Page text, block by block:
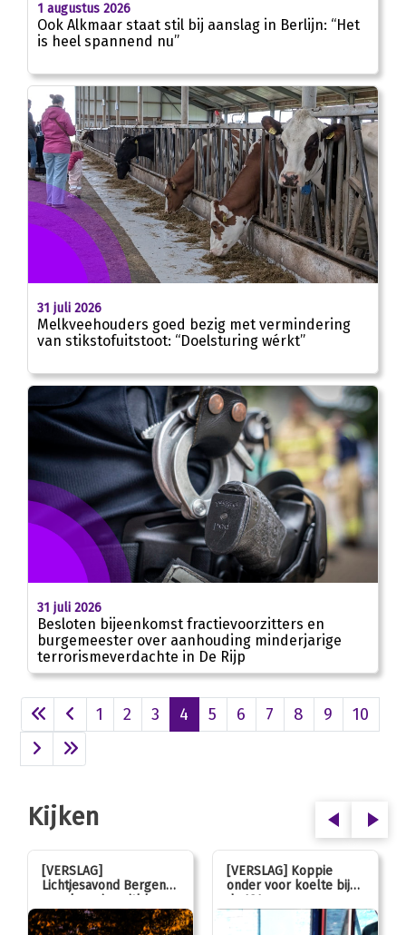
1 augustus 2026
Ook Alkmaar staat stil bij aanslag in Berlijn: “Het
is heel spannend nu”
31 juli 2026
Melkveehouders goed bezig met vermindering
van stikstofuitstoot: “Doelsturing wérkt”
31 juli 2026
Besloten bijeenkomst fractievoorzitters en
burgemeester over aanhouding minderjarige
terrorismeverdachte in De Rijp
1 2 3 4 5 6 7 8 9 10
Kijken
[VERSLAG]
Lichtjesavond Bergen
mag kaarsjes uitblazen:
100 jarig jubileum!
[VERSLAG] Koppie
onder voor koelte bij
de JOL